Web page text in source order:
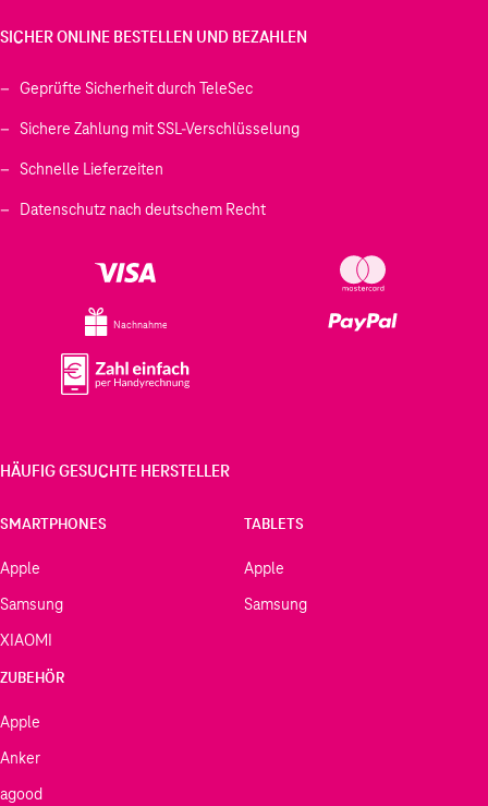
SICHER ONLINE BESTELLEN UND BEZAHLEN
Geprüfte Sicherheit durch TeleSec
Sichere Zahlung mit SSL-Verschlüsselung
Schnelle Lieferzeiten
Datenschutz nach deutschem Recht
Nachnahme
HÄUFIG GESUCHTE HERSTELLER
SMARTPHONES
Apple
Samsung
XIAOMI
TABLETS
Apple
Samsung
ZUBEHÖR
Apple
Anker
agood